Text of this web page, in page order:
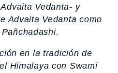
Vedanta- y
Advaita Vedanta como
Pañchadashi.
en la tradición de
Himalaya con Swami